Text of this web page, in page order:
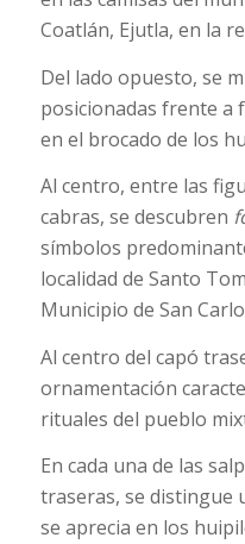
Coatlán, Ejutla, en la
Del lado opuesto, se
posicionadas frente a
en el brocado de los
Al centro, entre las
cabras, se descubren
símbolos
localidad de Santo
Municipio de San
Al centro del capó
ornamentación
rituales del pueblo
En cada una de las
traseras, se distingue
se aprecia en los